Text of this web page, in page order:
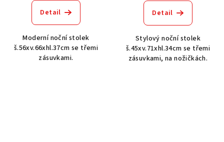
Detail
Moderní noční stolek
š.56xv.66xhl.37cm se třemi
zásuvkami.
Detail
Stylový noční stolek
š.45xv.71xhl.34cm se třemi
zásuvkami, na nožičkách.